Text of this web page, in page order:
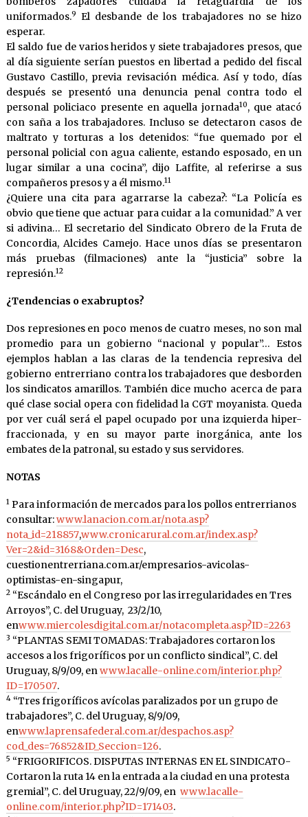
uniformados.9
El desbande de los trabajadores no se hizo
esperar.
El saldo fue de varios heridos y siete trabajadores presos, que
al día siguiente serían puestos en libertad a pedido del fiscal
Gustavo Castillo, previa revisación médica. Así y todo, días
después se presentó una denuncia penal contra todo el
personal policiaco presente en aquella jornada10, que atacó
con saña a los trabajadores. Incluso se detectaron casos de
maltrato y torturas a los detenidos: “fue quemado por el
personal policial con agua caliente, estando esposado, en un
lugar similar a una cocina”, dijo Laffite, al referirse a sus
compañeros presos y a él mismo.11
¿Quiere una cita para agarrarse la cabeza?: “La Policía es
obvio que tiene que actuar para cuidar a la comunidad.” A ver
si adivina… El secretario del Sindicato Obrero de la Fruta de
Concordia, Alcides Camejo. Hace unos días se presentaron
más pruebas (filmaciones) ante la “justicia” sobre la
represión.12
¿Tendencias o exabruptos?
Dos represiones en poco menos de cuatro meses, no son mal
promedio para un gobierno “nacional y popular”… Estos
ejemplos hablan a las claras de la tendencia represiva del
gobierno entrerriano contra los trabajadores que desborden
los sindicatos amarillos. También dice mucho acerca de para
qué clase social opera con fidelidad la CGT moyanista. Queda
por ver cuál será el papel ocupado por una izquierda hiper-
fraccionada, y en su mayor parte inorgánica, ante los
embates de la patronal, su estado y sus servidores.
NOTAS
1Para información de mercados para los pollos entrerrianos
consultar:www.lanacion.com.ar/nota.asp?
nota_id=218857,www.cronicarural.com.ar/index.asp?
Ver=2&id=3168&Orden=Desc,
cuestionentrerriana.com.ar/empresarios-avicolas-
optimistas-en-singapur,
2“Escándalo en el Congreso por las irregularidades en Tres
Arroyos”, C. del Uruguay, 23/2/10,
enwww.miercolesdigital.com.ar/notacompleta.asp?ID=2263
3 “PLANTAS SEMI TOMADAS: Trabajadores cortaron los
accesos a los frigoríficos por un conflicto sindical”, C. del
Uruguay, 8/9/09, enwww.lacalle-online.com/interior.php?
ID=170507.
4“Tres frigoríficos avícolas paralizados por un grupo de
trabajadores”, C. del Uruguay, 8/9/09,
enwww.laprensafederal.com.ar/despachos.asp?
cod_des=76852&ID_Seccion=126.
5 “FRIGORIFICOS. DISPUTAS INTERNAS EN EL SINDICATO-
Cortaron la ruta 14 en la entrada a la ciudad en una protesta
gremial”, C. del Uruguay, 22/9/09, en www.lacalle-
online.com/interior.php?ID=171403.